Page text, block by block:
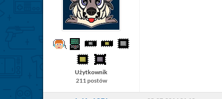
Użytkownik
211 postów